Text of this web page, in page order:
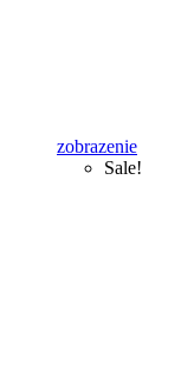
zobrazenie
Sale!